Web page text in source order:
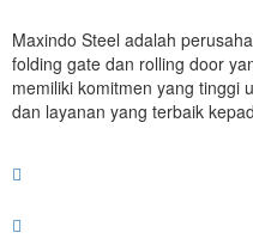
Maxindo Steel adalah
folding gate dan rolling door
memiliki komitmen yang tinggi
dan layanan yang terbaik